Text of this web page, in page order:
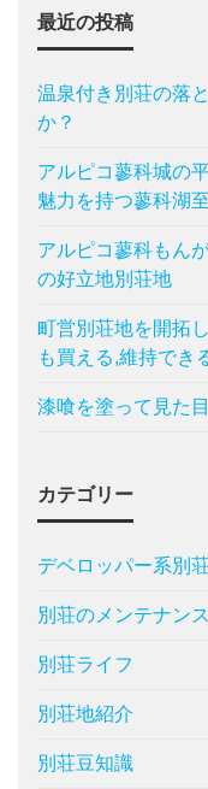
最近の投稿
温泉付き別荘の落
か？
アルピコ蓼科城の
魅力を持つ蓼科湖
アルピコ蓼科もん
の好立地別荘地
町営別荘地を開拓
も買える,維持でき
漆喰を塗って見た
カテゴリー
デベロッパー系別
別荘のメンテナンス
別荘ライフ
別荘地紹介
別荘豆知識